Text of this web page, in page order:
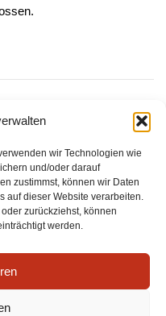
wir Technologien wie
und/oder darauf
zustimmst, können wir Daten
auf dieser Website verarbeiten.
zurückziehst, können
werden.
18